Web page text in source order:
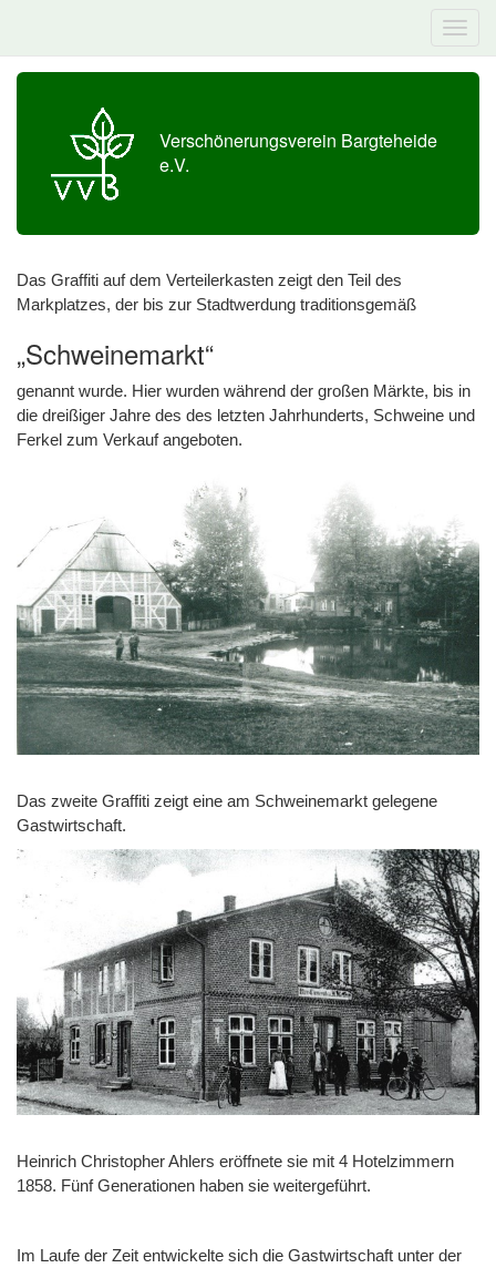
Verschönerungsverein Bargteheide
e.V.
Das Graffiti auf dem Verteilerkasten zeigt den Teil des
Markplatzes, der bis zur Stadtwerdung traditionsgemäß
„Schweinemarkt“
genannt wurde. Hier wurden während der großen Märkte, bis in
die dreißiger Jahre des des letzten Jahrhunderts, Schweine und
Ferkel zum Verkauf angeboten.
Das zweite Graffiti zeigt eine am Schweinemarkt gelegene
Gastwirtschaft.
Heinrich Christopher Ahlers eröffnete sie mit 4 Hotelzimmern
1858. Fünf Generationen haben sie weitergeführt.
Im Laufe der Zeit entwickelte sich die Gastwirtschaft unter der